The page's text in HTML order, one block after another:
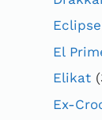
Eclipse
El
Elikat
Ex-